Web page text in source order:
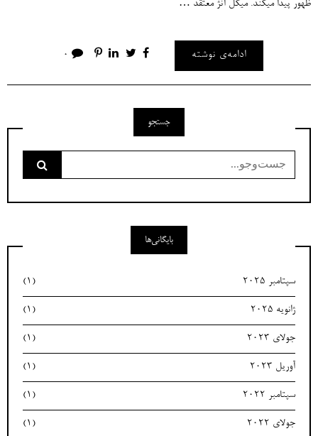
ظهور پیدا میکند. میکل آنژ معتقد …
ادامه‌ی نوشته 0
جستجو
برای:
بایگانی‌ها
سپتامبر 2025 (1)
ژانویه 2025 (1)
جولای 2023 (1)
آوریل 2023 (1)
سپتامبر 2022 (1)
جولای 2022 (1)